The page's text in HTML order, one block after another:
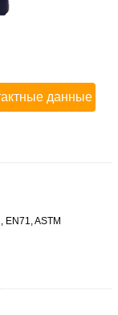
данные
EN71, ASTM